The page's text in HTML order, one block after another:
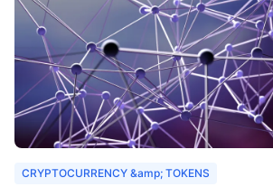
CRYPTOCURRENCY &amp; TOKENS